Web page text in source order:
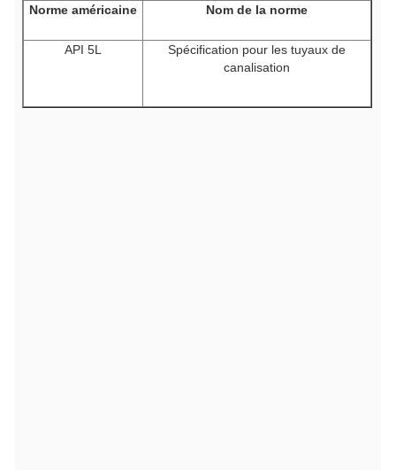
Norme américaine
Nom de la norme
API 5L
Spécification pour les tuyaux de
canalisation